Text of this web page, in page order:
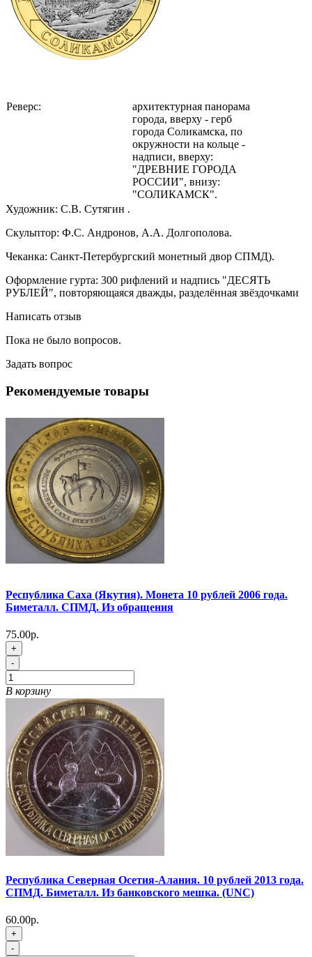
Реверс:
архитектурная панорама
города, вверху - герб
города Соликамска, по
окружности на кольце -
надписи, вверху:
"ДРЕВНИЕ ГОРОДА
РОССИИ", внизу:
"СОЛИКАМСК".
Художник: С.В. Сутягин .
Скульптор: Ф.С. Андронов, А.А. Долгополова.
Чеканка: Санкт-Петербургский монетный двор СПМД).
Оформление гурта: 300 рифлений и надпись "ДЕСЯТЬ
РУБЛЕЙ", повторяющаяся дважды, разделённая звёздочками
Написать отзыв
Пока не было вопросов.
Задать вопрос
Рекомендуемые товары
Республика Саха (Якутия). Монета 10 рублей 2006 года.
Биметалл. СПМД. Из обращения
75.00р.
+
-
В корзину
Республика Северная Осетия-Алания. 10 рублей 2013 года.
СПМД. Биметалл. Из банковского мешка. (UNC)
60.00р.
+
-